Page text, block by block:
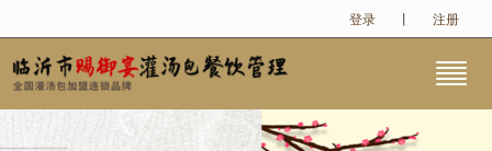
很遗憾，因您的浏览器版本过低导致无法获得最佳浏览体验，推荐下载安装谷歌浏览器！
登录 丨 注册